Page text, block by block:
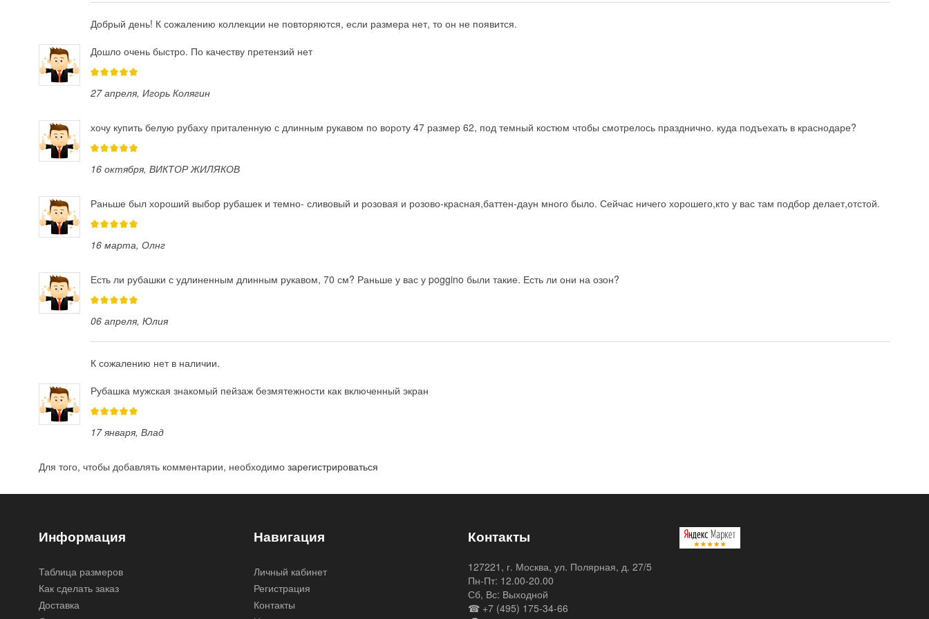
Добрый день! К сожалению коллекции не повторяются, если размера нет, то он не появится.
Дошло очень быстро. По качеству претензий нет
27 апреля, Игорь Колягин
хочу купить белую рубаху приталенную с длинным рукавом по вороту 47 размер 62, под темный костюм чтобы смотрелось празднично. куда подъехать в краснодаре?
16 октября, ВИКТОР ЖИЛЯКОВ
Раньше был хороший выбор рубашек и темно- сливовый и розовая и розово-красная,баттен-даун много было. Сейчас ничего хорошего,кто у вас там подбор делает,отстой.
16 марта, Олнг
Есть ли рубашки с удлиненным длинным рукавом, 70 см? Раньше у вас у poggino были такие. Есть ли они на озон?
06 апреля, Юлия
К сожалению нет в наличии.
Рубашка мужская знакомый пейзаж безмятежности как включенный экран
17 января, Влад
Для того, чтобы добавлять комментарии, необходимо зарегистрироваться
Информация
Таблица размеров
Как сделать заказ
Доставка
Навигация
Личный кабинет
Регистрация
Контакты
Контакты
127221, г. Москва, ул. Полярная, д. 27/5
Пн-Пт: 12.00-20.00
Сб, Вс: Выходной
☎ +7 (495) 175-34-66